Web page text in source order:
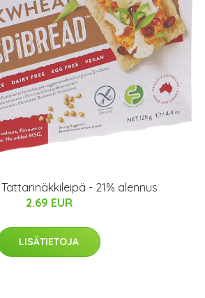
- 21% alennus
2.69 EUR
LISÄTIETOJA